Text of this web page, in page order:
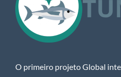
O primeiro projeto Global